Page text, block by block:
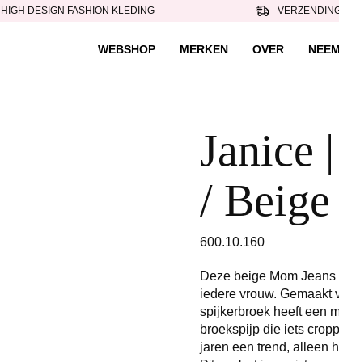
HIGH DESIGN FASHION KLEDING
WEBSHOP MERKEN OVER
Janice
/ Beige
600.10.160
Deze beige Mom
iedere vrouw. Gemaakt
spijkerbroek heeft een
broekspijp die iets
jaren een trend, alleen